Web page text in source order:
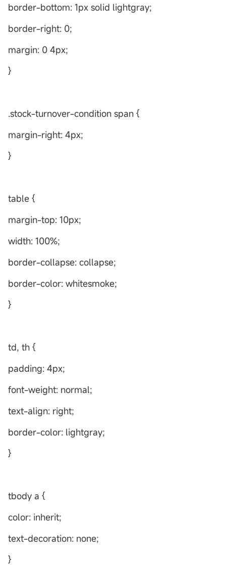
border-bottom: 1px solid lightgray;
border-right: 0;
margin: 0 4px;
}
.stock-turnover-condition span {
margin-right: 4px;
}
table {
margin-top: 10px;
width: 100%;
border-collapse: collapse;
border-color: whitesmoke;
}
td, th {
padding: 4px;
font-weight: normal;
text-align: right;
border-color: lightgray;
}
tbody a {
color: inherit;
text-decoration: none;
}